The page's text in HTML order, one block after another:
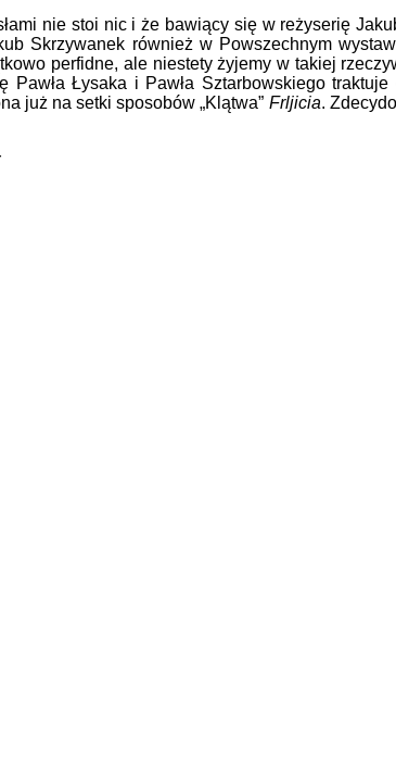
nie stoi nic i że bawiący się w reżyserię
Skrzywanek również w Powszechnym
perfidne, ale niestety żyjemy w takiej
Pawła Łysaka i Pawła Sztarbowskiego
już na setki sposobów „Klątwa” Frljicia.